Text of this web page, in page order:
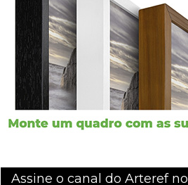
Assine o canal do Arteref no